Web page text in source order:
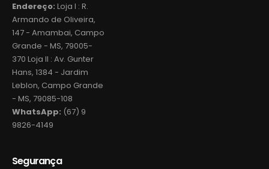
Endereço: Loja I : R.
Armando de Oliveira,
147 - Amambai, Campo
Grande - MS, 79005-
370 Loja II : Av. Gunter
Hans, 1384 - Jardim
Leblon, Campo Grande
- MS, 79085-108
WhatsApp: (67) 9
9826-4149
Segurança